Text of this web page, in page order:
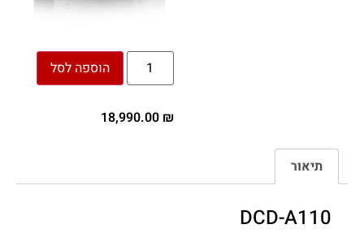
הוספה לסל
₪
תיאור
DCD-A110